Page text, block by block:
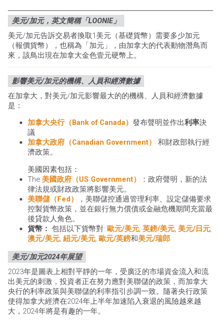
美元/加元，英文簡稱「LOONIE」
美元/加元告訴交易者換取1美元（基礎貨幣）需要多少加元
（報價貨幣），也稱為「加元」，由加拿大的代表動物潛鳥而
來，該鳥出現在加拿大金色壹元硬幣上。
影響美元/加元的機構、人員和經濟數據
在加拿大，對美元/加元影響最大的的機構、人員和經濟數據
是：
加拿大央行（Bank of Canada） 發布聲明並作出利率決
議
加拿大政府（Canadian Government）
和財政部執行經
濟政策。
美國因素包括：
The 美國政府（US Government）
：政府聲明，新的法
律法規或財政政策將影響美元。
美聯儲（Fed）
，美聯儲控通過管理利率、設定儲備要求
控製貨幣政策，並在銀行無力償債或金融危機期間充當最
後貸款人角色。
貨幣： 包括以下貨幣對: 歐元/美元, 英鎊/美元, 美元/日元,
澳元/美元, 紐元/美元, 歐元/英鎊和美元/瑞郎
美元/加元2024年展望
2023年是圖表上相對平靜的一年，受廣泛的市場資金流入和流
出美元的刺激，投資者正在努力應對美聯儲的政策，而加拿大
央行的利率政策與美聯儲的利率指引步調一致。隨著央行政策
使得加拿大經濟在2024年上半年加速陷入衰退的風險越來越
大，2024年將是有趣的一年。